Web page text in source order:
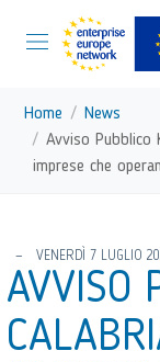
Vai ai contenuti
torna al menu di
Menu di
Home
News
Avviso Pubblico
imprese che
VENERDÌ 7 LUGLIO
AVVISO